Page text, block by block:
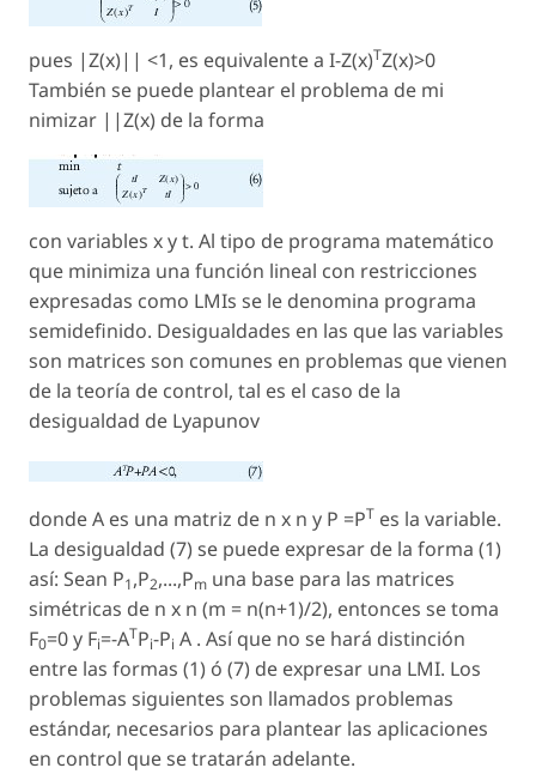
pues |Z(x)|| <1, es equivalente a I-Z(x)TZ(x)>0
También se puede plantear el problema de mi
nimizar ||Z(x) de la forma
con variables x y t. Al tipo de programa matemático
que minimiza una función lineal con restricciones
expresadas como LMIs se le denomina programa
semidefinido. Desigualdades en las que las variables
son matrices son comunes en problemas que vienen
de la teoría de control, tal es el caso de la
desigualdad de Lyapunov
donde A es una matriz de n x n y P =PT es la variable.
La desigualdad (7) se puede expresar de la forma (1)
así: Sean P1,P2,...,Pm una base para las matrices
simétricas de n x n (m = n(n+1)/2), entonces se toma
F0=0 y Fi=-ATPi-Pi A . Así que no se hará distinción
entre las formas (1) ó (7) de expresar una LMI. Los
problemas siguientes son llamados problemas
estándar, necesarios para plantear las aplicaciones
en control que se tratarán adelante.